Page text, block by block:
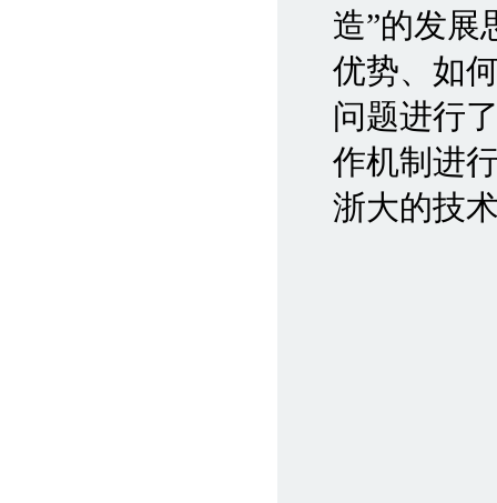
造”的发展
优势、如
问题进行
作机制进
浙大的技